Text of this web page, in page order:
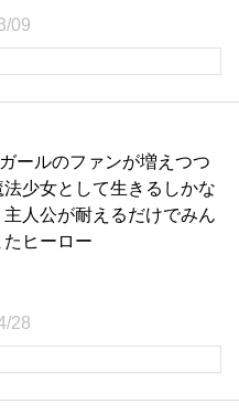
09
ールのファンが増えつつ
少女として生きるしかな
人公が耐えるだけでみん
ヒーロー
28